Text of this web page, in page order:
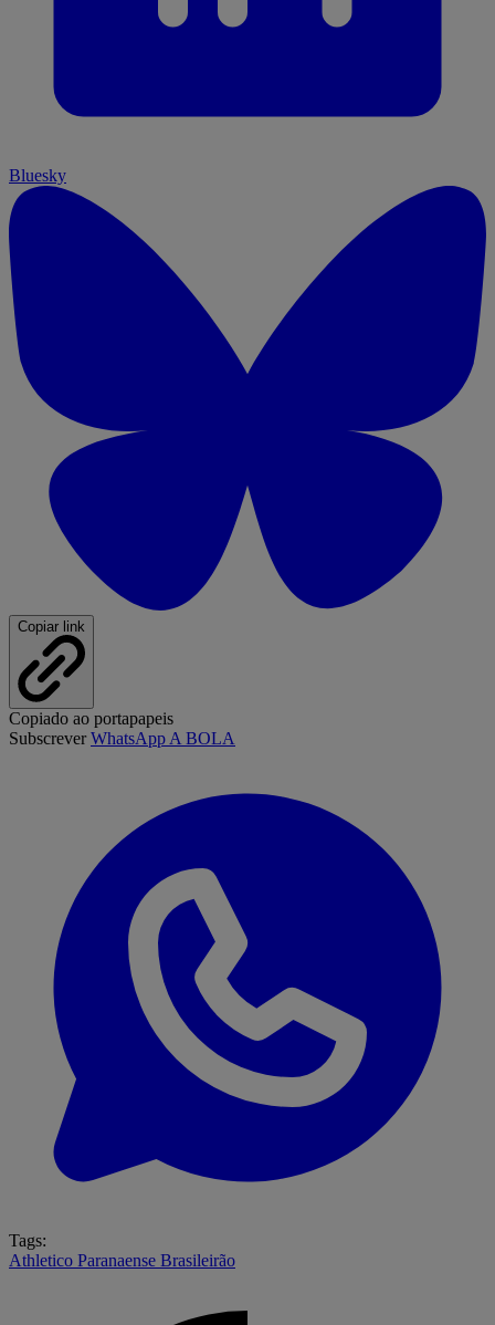
Bluesky
Copiar link
Copiado ao portapapeis
SubscreverWhatsApp A BOLA
Tags:
Athletico Paranaense Brasileirão